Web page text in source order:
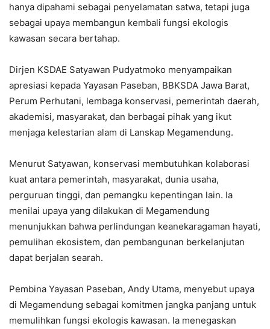
hanya dipahami sebagai penyelamatan satwa, tetapi juga
sebagai upaya membangun kembali fungsi ekologis
kawasan secara bertahap.
Dirjen KSDAE Satyawan Pudyatmoko menyampaikan
apresiasi kepada Yayasan Paseban, BBKSDA Jawa Barat,
Perum Perhutani, lembaga konservasi, pemerintah daerah,
akademisi, masyarakat, dan berbagai pihak yang ikut
menjaga kelestarian alam di Lanskap Megamendung.
Menurut Satyawan, konservasi membutuhkan kolaborasi
kuat antara pemerintah, masyarakat, dunia usaha,
perguruan tinggi, dan pemangku kepentingan lain. Ia
menilai upaya yang dilakukan di Megamendung
menunjukkan bahwa perlindungan keanekaragaman hayati,
pemulihan ekosistem, dan pembangunan berkelanjutan
dapat berjalan searah.
Pembina Yayasan Paseban, Andy Utama, menyebut upaya
di Megamendung sebagai komitmen jangka panjang untuk
memulihkan fungsi ekologis kawasan. Ia menegaskan